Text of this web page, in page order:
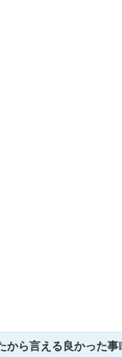
ら言える良かった事❕